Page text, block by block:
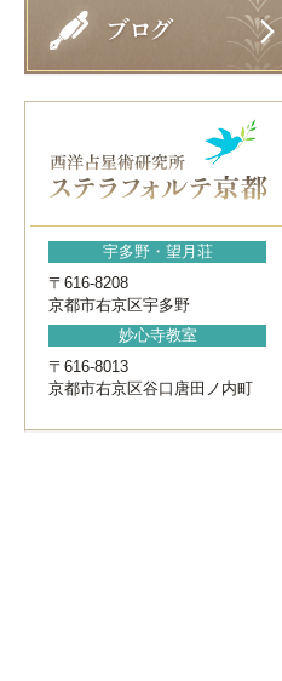
宇多野・望月荘
〒616-8208
京都市右京区宇多野
妙心寺教室
〒616-8013
京都市右京区谷口唐田ノ内町